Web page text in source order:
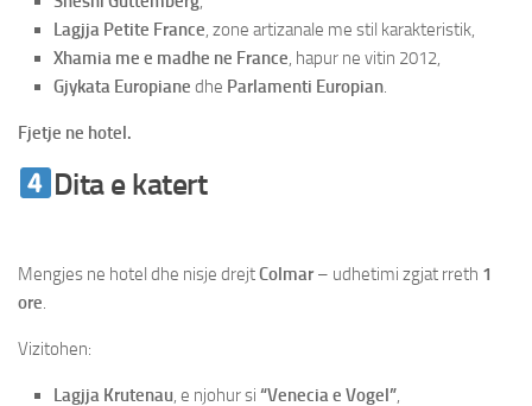
Lagjja Petite France, zone artizanale me stil karakteristik,
Xhamia me e madhe ne France, hapur ne vitin 2012,
Gjykata Europiane dhe Parlamenti Europian.
Fjetje ne hotel.
Dita e katert
Mengjes ne hotel dhe nisje drejtColmar– udhetimi zgjat rreth 1
ore.
Vizitohen:
Lagjja Krutenau, e njohur si “Venecia e Vogel”,